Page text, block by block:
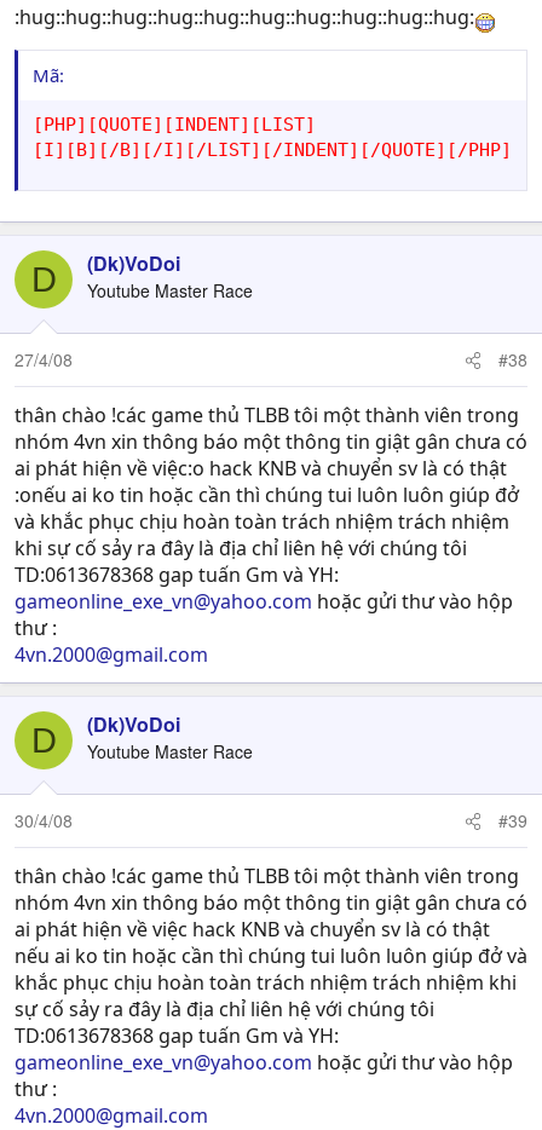
:hug::hug::hug::hug::hug::hug::hug::hug::hug::hug:
Mã:
[PHP][QUOTE][INDENT][LIST]
[I][B][/B][/I][/LIST][/INDENT][/QUOTE][/PHP]
D (Dk)VoDoi
Youtube Master Race
27/4/08 #38
thân chào !các game thủ TLBB tôi một thành viên trong
nhóm 4vn xin thông báo một thông tin giật gân chưa có
ai phát hiện về việc:o hack KNB và chuyển sv là có thật
:onếu ai ko tin hoặc cần thì chúng tui luôn luôn giúp đở
và khắc phục chịu hoàn toàn trách nhiệm trách nhiệm
khi sự cố sảy ra đây là địa chỉ liên hệ với chúng tôi
TD:0613678368 gap tuấn Gm và YH:
gameonline_exe_vn@yahoo.com hoặc gửi thư vào hộp
thư :
4vn.2000@gmail.com
D (Dk)VoDoi
Youtube Master Race
30/4/08 #39
thân chào !các game thủ TLBB tôi một thành viên trong
nhóm 4vn xin thông báo một thông tin giật gân chưa có
ai phát hiện về việc hack KNB và chuyển sv là có thật
nếu ai ko tin hoặc cần thì chúng tui luôn luôn giúp đở và
khắc phục chịu hoàn toàn trách nhiệm trách nhiệm khi
sự cố sảy ra đây là địa chỉ liên hệ với chúng tôi
TD:0613678368 gap tuấn Gm và YH:
gameonline_exe_vn@yahoo.com hoặc gửi thư vào hộp
thư :
4vn.2000@gmail.com